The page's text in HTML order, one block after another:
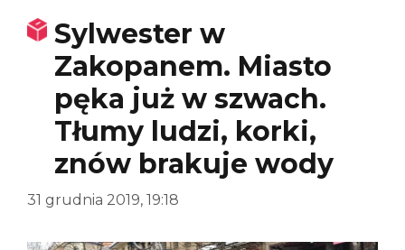
Sylwester w
Zakopanem. Miasto
pęka już w szwach.
Tłumy ludzi, korki,
znów brakuje wody
31 grudnia 2019, 19:18